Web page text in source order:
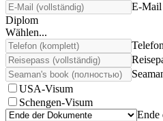
E-Mail
Diplom
Wählen...
USA-Visum
Schengen-Visum
Ende